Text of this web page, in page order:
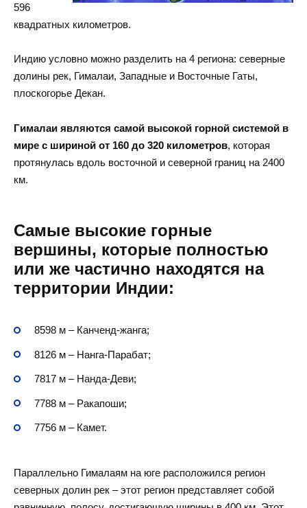
596
квадратных километров.
Индию условно можно разделить на 4 региона: северные
долины рек, Гималаи, Западные и Восточные Гаты,
плоскогорье Декан.
Гималаи являются самой высокой горной системой в
мире с шириной от 160 до 320 километров, которая
протянулась вдоль восточной и северной границ на 2400
км.
Самые высокие горные
вершины, которые полностью
или же частично находятся на
территории Индии:
8598 м – Канченд-жанга;
8126 м – Нанга-Парабат;
7817 м – Нанда-Деви;
7788 м – Ракапоши;
7756 м – Камет.
Параллельно Гималаям на юге расположился регион
северных долин рек – этот регион представляет собой